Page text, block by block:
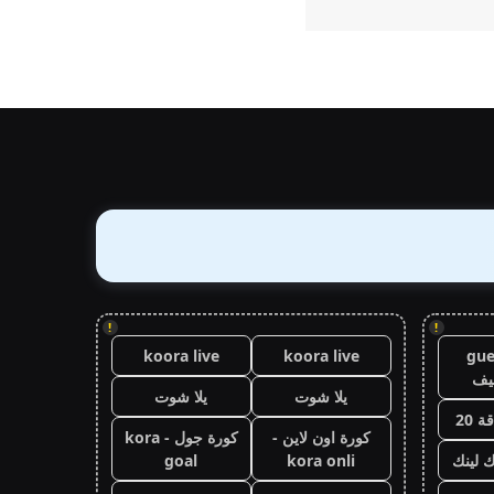
!
20
لينك
!
koora live
koora live
يلا شوت
يلا شوت
كورة اون لاين -
kora onli
كورة جول - kora
goal